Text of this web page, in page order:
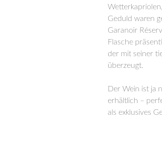
Geduld waren
Garanoir
Flasche
der mit seiner
überzeugt.
Der Wein ist ja
erhältlich –
als exklusives